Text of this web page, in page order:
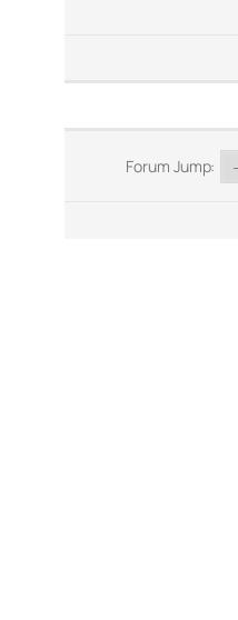
Forum Jump: